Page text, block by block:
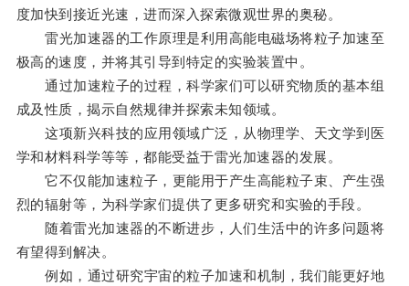
度加快到接近光速，进而深入探索微观世界的奥秘。
雷光加速器的工作原理是利用高能电磁场将粒子加速至
极高的速度，并将其引导到特定的实验装置中。
通过加速粒子的过程，科学家们可以研究物质的基本组
成及性质，揭示自然规律并探索未知领域。
这项新兴科技的应用领域广泛，从物理学、天文学到医
学和材料科学等等，都能受益于雷光加速器的发展。
它不仅能加速粒子，更能用于产生高能粒子束、产生强
烈的辐射等，为科学家们提供了更多研究和实验的手段。
随着雷光加速器的不断进步，人们生活中的许多问题将
有望得到解决。
例如，通过研究宇宙的粒子加速和机制，我们能更好地